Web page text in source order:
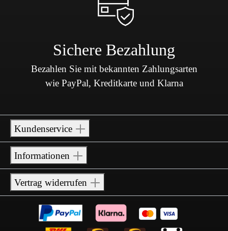
Sichere Bezahlung
Bezahlen Sie mit bekannten Zahlungsarten
wie PayPal, Kreditkarte und Klarna
Kundenservice
Informationen
Vertrag widerrufen